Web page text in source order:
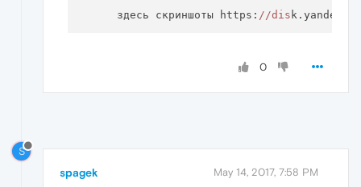
      здесь скриншоты https:
//dis
0
S
spagek May 14, 2017, 7:58 PM